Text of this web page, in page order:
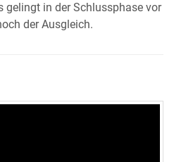
gelingt in der Schlussphase vor
der Ausgleich.